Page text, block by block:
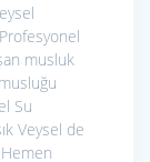
musluk
Su
Veysel de